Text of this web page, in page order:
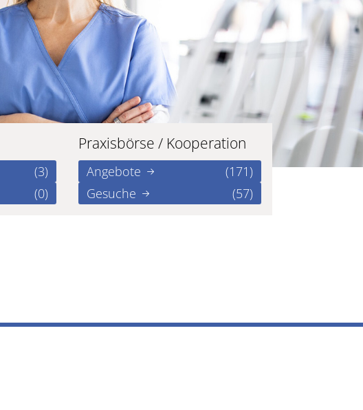
(3)
(0)
Praxisbörse / Kooperation
Angebote
(171)
Gesuche
(57)